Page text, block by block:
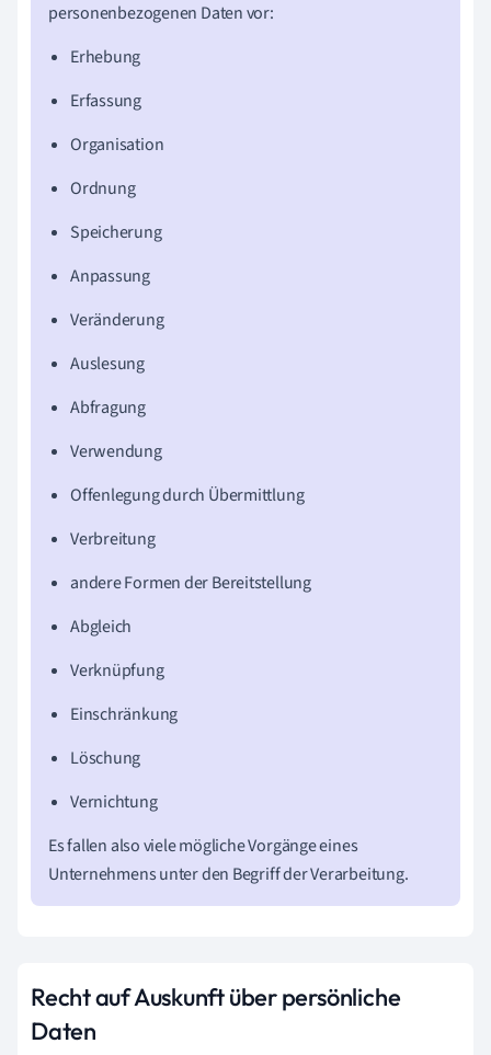
personenbezogenen Daten vor:
Erhebung
Erfassung
Organisation
Ordnung
Speicherung
Anpassung
Veränderung
Auslesung
Abfragung
Verwendung
Offenlegung durch Übermittlung
Verbreitung
andere Formen der Bereitstellung
Abgleich
Verknüpfung
Einschränkung
Löschung
Vernichtung
Es fallen also viele mögliche Vorgänge eines
Unternehmens unter den Begriff der Verarbeitung.
Recht auf Auskunft über persönliche
Daten